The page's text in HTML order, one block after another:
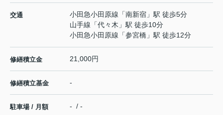
交通 小田急小田原線 「南新宿 」駅 徒歩5分
山手線 「代々木 」駅 徒歩10分
小田急小田原線 「参宮橋 」駅 徒歩12分
修繕積立金 21,000円
修繕積立基金 -
駐車場 / 月額 - / -